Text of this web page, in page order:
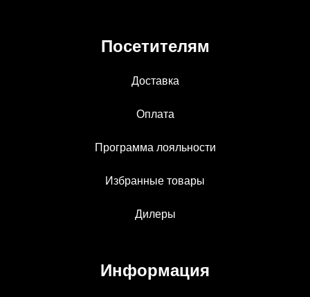
Посетителям
Доставка
Оплата
Программа лояльности
Избранные товары
Дилеры
Информация